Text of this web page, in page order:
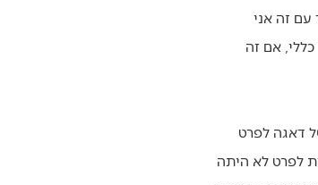
עם זה אני
יש לה ערך כללי, אם זה
דאגה לפרט
לפרט לא היתה